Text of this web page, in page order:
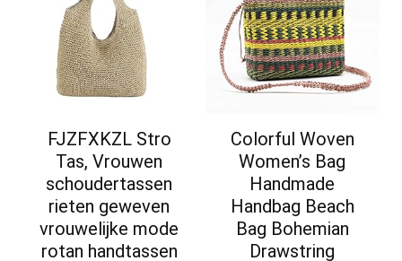
FJZFXKZL Stro
Tas, Vrouwen
schoudertassen
rieten geweven
vrouwelijke mode
rotan handtassen
Colorful Woven
Women’s Bag
Handmade
Handbag Beach
Bag Bohemian
Drawstring